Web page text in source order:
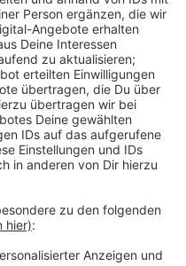
wirklich?
Minuten. Danach
Zahl und fünf
euch draußen nichts
Minuten, kein